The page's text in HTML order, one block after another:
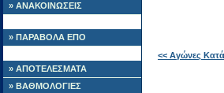
» ΑΝΑΚΟΙΝΩΣΕΙΣ
» ΠΑΡΑΒΟΛΑ ΕΠΟ
» ΑΠΟΤΕΛΕΣΜΑΤΑ
» ΒΑΘΜΟΛΟΓΙΕΣ
<< Αγώνες